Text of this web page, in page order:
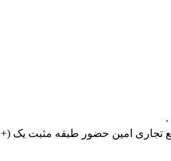
طبقه مثبت یک (+۱) – پلاک ٥٠-فروشگاه تك كالابان